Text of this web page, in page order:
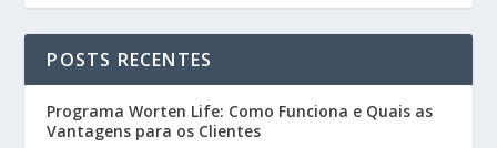
POSTS RECENTES
Programa Worten Life: Como Funciona e Quais as
Vantagens para os Clientes